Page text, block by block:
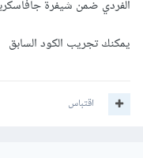
الفردي ضمن شيفرة
يمكنك تجريب الكود السابق
اقتباس